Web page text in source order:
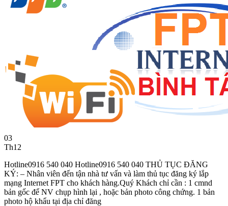
03
Th12
Hotline0916 540 040 Hotline0916 540 040 THỦ TỤC ĐĂNG
KÝ: – Nhân viên đến tận nhà tư vấn và làm thủ tục đăng ký lắp
mạng Internet FPT cho khách hàng.Quý Khách chỉ cần : 1 cmnd
bản gốc để NV chụp hình lại , hoặc bản photo công chứng. 1 bản
photo hộ khẩu tại địa chỉ đăng